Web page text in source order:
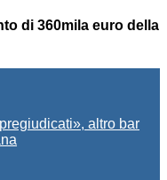
di 360mila euro della
altro bar